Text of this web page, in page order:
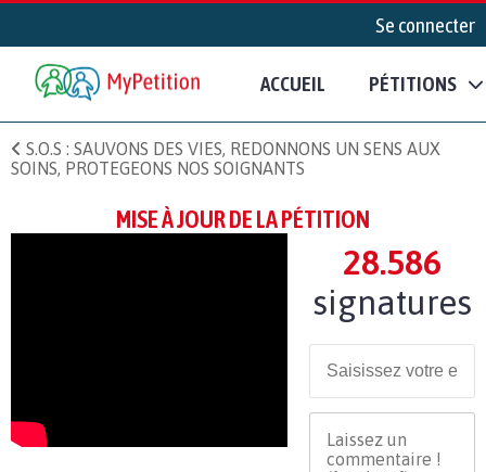
Se connecter
ACCUEIL PÉTITIONS
S.O.S : SAUVONS DES VIES, REDONNONS UN SENS AUX
SOINS, PROTEGEONS NOS SOIGNANTS
MISE À JOUR DE LA PÉTITION
28.586
signatures